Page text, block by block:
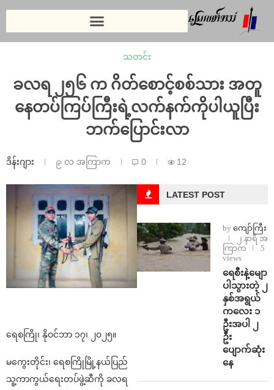
သတင်း
ခလရ ၂၅၆ က ဂိတ်စောင့်စစ်သား အတူ
နေတပ်ကြပ်ကြီးရဲ့လက်နက်ကိုပါယူပြီး
ဘက်ပြောင်းလာ
ဒိန်းဂျား ၉ လ အကြာက 0 12
ရေစကြို၊ နိုဝင်ဘာ ၁၇၊ ၂၀၂၅။
မကွေးတိုင်း၊ ရေစကြိုမြို့နယ်ပြည်
သူ့ကာကွယ်ရေးတပ်ဖွဲ့ဆီကို ခလရ
LATEST POST
by ကျော်ကြီး
၂ နာရီ အ
ကြာက
5
views
ရေစီးနဲ့မျော
ပါသွားတဲ့ ၂
နှစ်အရွယ်
ကလေး ၁
ဦးအပါ ၂
ဦး
ပျောက်ဆုံး
နေ